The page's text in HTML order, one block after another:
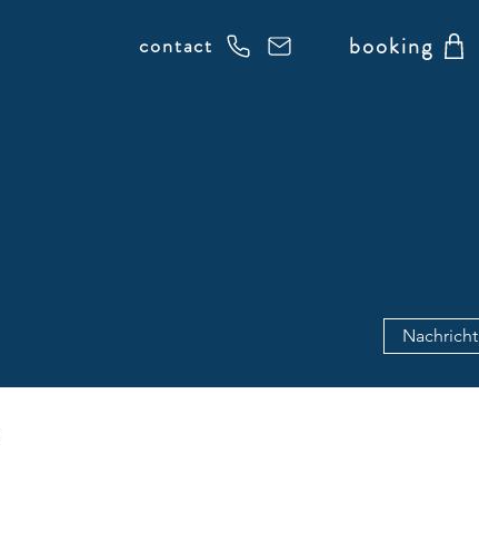
contact booking
Nachricht